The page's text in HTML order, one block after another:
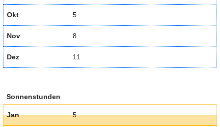
Okt 5
Nov 8
Dez 11
Sonnenstunden
Jan 5